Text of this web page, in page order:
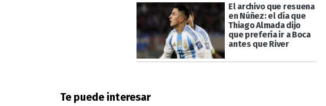
El archivo que resuena
en Núñez: el día que
Thiago Almada dijo
que prefería ir a Boca
antes que River